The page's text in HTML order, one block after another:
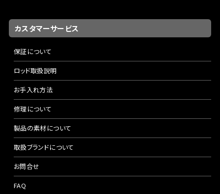
カスタマーサービス
保証について
ロッド取扱説明
お手入れ方法
修理について
製品の素材について
取扱ブランドについて
お問合せ
FAQ